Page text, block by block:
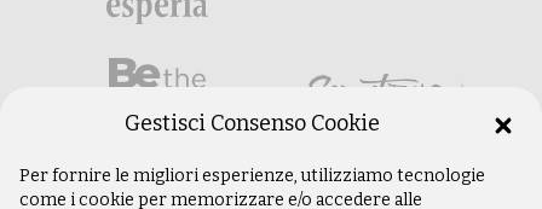
Gestisci Consenso Cookie
Per fornire le migliori esperienze, utilizziamo tecnologie
come i cookie per memorizzare e/o accedere alle